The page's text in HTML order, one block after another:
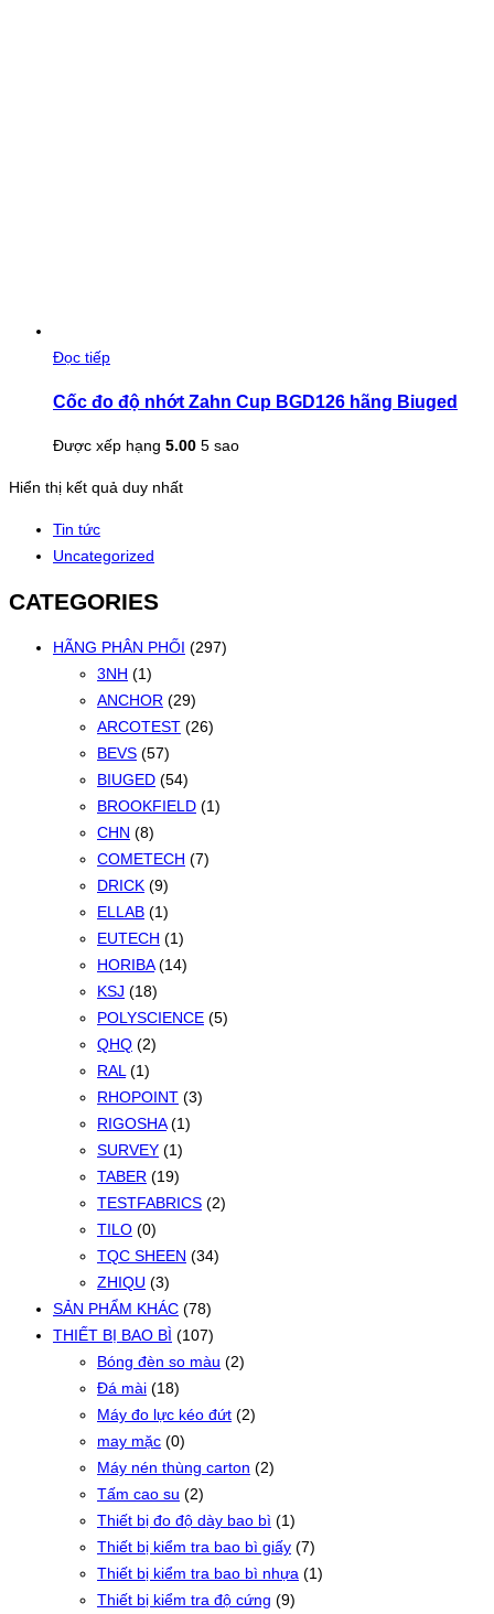
Đọc tiếp
Cốc đo độ nhớt Zahn Cup BGD126 hãng Biuged
Được xếp hạng 5.00 5 sao
Hiển thị kết quả duy nhất
Tin tức
Uncategorized
CATEGORIES
HÃNG PHÂN PHỐI (297)
3NH (1)
ANCHOR (29)
ARCOTEST (26)
BEVS (57)
BIUGED (54)
BROOKFIELD (1)
CHN (8)
COMETECH (7)
DRICK (9)
ELLAB (1)
EUTECH (1)
HORIBA (14)
KSJ (18)
POLYSCIENCE (5)
QHQ (2)
RAL (1)
RHOPOINT (3)
RIGOSHA (1)
SURVEY (1)
TABER (19)
TESTFABRICS (2)
TILO (0)
TQC SHEEN (34)
ZHIQU (3)
SẢN PHẨM KHÁC (78)
THIẾT BỊ BAO BÌ (107)
Bóng đèn so màu (2)
Đá mài (18)
Máy đo lực kéo đứt (2)
may mặc (0)
Máy nén thùng carton (2)
Tấm cao su (2)
Thiết bị đo độ dày bao bì (1)
Thiết bị kiểm tra bao bì giấy (7)
Thiết bị kiểm tra bao bì nhựa (1)
Thiết bị kiểm tra độ cứng (9)